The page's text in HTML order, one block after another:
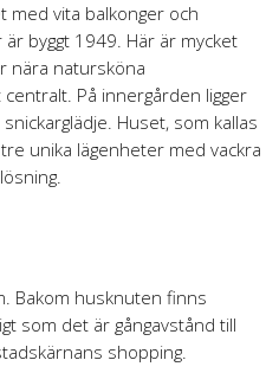
med vita balkonger och
byggt 1949. Här är mycket
nära natursköna
På innergården ligger
Huset, som kallas
unika lägenheter med vackra
Bakom husknuten finns
som det är gångavstånd till
shopping.